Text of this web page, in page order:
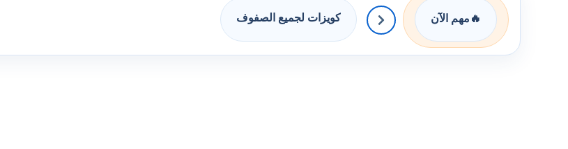
🔥 مهم الآن كويزات لجميع الصفوف